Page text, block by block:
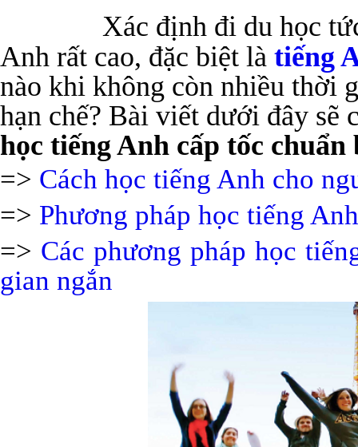
Xác định đi du học
Anh rất cao, đặc biệt là tiếng
nào khi không còn nhiều thời
hạn chế? Bài viết dưới đây sẽ
học tiếng Anh cấp tốc
=> Cách học tiếng Anh cho
=> Phương pháp học tiếng
=> Các phương pháp học
gian ngắn